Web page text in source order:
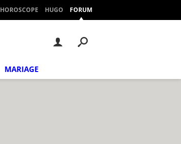
HOROSCOPE HUGO FORUM
MARIAGE